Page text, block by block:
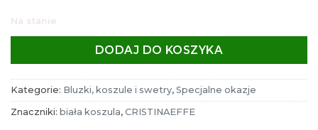
Na stanie
DODAJ DO KOSZYKA
Kategorie: Bluzki, koszule i swetry, Specjalne okazje
Znaczniki: biała koszula, CRISTINAEFFE